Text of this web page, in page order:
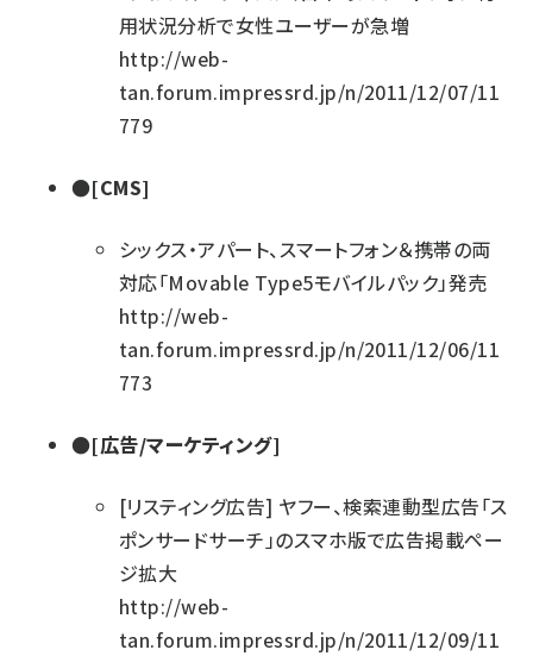
用状況分析で女性ユーザーが急増
http://web-
tan.forum.impressrd.jp/n/2011/12/07/11
779
●[CMS]
シックス・アパート、スマートフォン＆携帯の両
対応「Movable Type5モバイルパック」発売
http://web-
tan.forum.impressrd.jp/n/2011/12/06/11
773
●[広告/マーケティング]
[リスティング広告] ヤフー、検索連動型広告「ス
ポンサードサーチ」のスマホ版で広告掲載ペー
ジ拡大
http://web-
tan.forum.impressrd.jp/n/2011/12/09/11